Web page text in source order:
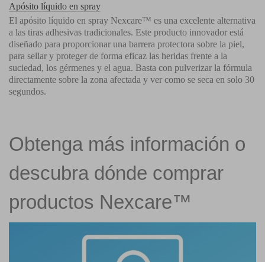
Apósito líquido en spray
El apósito líquido en spray Nexcare™ es una excelente alternativa
a las tiras adhesivas tradicionales. Este producto innovador está
diseñado para proporcionar una barrera protectora sobre la piel,
para sellar y proteger de forma eficaz las heridas frente a la
suciedad, los gérmenes y el agua. Basta con pulverizar la fórmula
directamente sobre la zona afectada y ver como se seca en solo 30
segundos.
Obtenga más información o
descubra dónde comprar
productos Nexcare™